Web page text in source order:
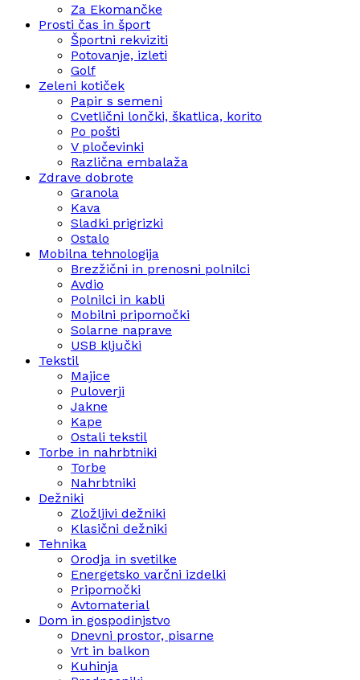
Za Ekomančke
Prosti čas in šport
Športni rekviziti
Potovanje, izleti
Golf
Zeleni kotiček
Papir s semeni
Cvetlični lončki, škatlica, korito
Po pošti
V pločevinki
Različna embalaža
Zdrave dobrote
Granola
Kava
Sladki prigrizki
Ostalo
Mobilna tehnologija
Brezžični in prenosni polnilci
Avdio
Polnilci in kabli
Mobilni pripomočki
Solarne naprave
USB ključki
Tekstil
Majice
Puloverji
Jakne
Kape
Ostali tekstil
Torbe in nahrbtniki
Torbe
Nahrbtniki
Dežniki
Zložljivi dežniki
Klasični dežniki
Tehnika
Orodja in svetilke
Energetsko varčni izdelki
Pripomočki
Avtomaterial
Dom in gospodinjstvo
Dnevni prostor, pisarne
Vrt in balkon
Kuhinja